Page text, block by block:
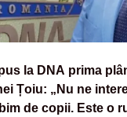
la DNA prima
Țoiu: „Nu ne
de copii. Este o